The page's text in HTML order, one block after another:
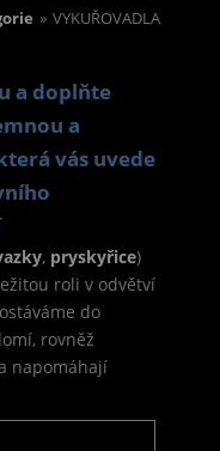
» VYKUŘOVADLA
a doplňte
a
vás uvede
, pryskyřice)
roli v odvětví
do
rovněž
napomáhají